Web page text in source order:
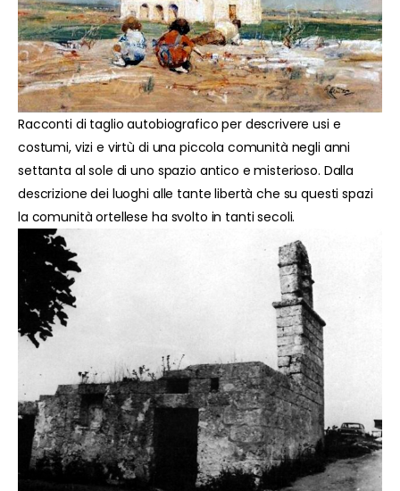
Racconti di taglio autobiografico per descrivere usi e
costumi, vizi e virtù di una piccola comunità negli anni
settanta al sole di uno spazio antico e misterioso. Dalla
descrizione dei luoghi alle tante libertà che su questi spazi
la comunità ortellese ha svolto in tanti secoli.